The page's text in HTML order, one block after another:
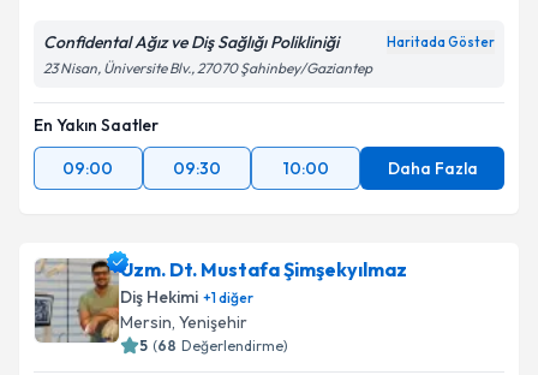
Confidental Ağız ve Diş Sağlığı Polikliniği Haritada Göster
23 Nisan, Üniversite Blv., 27070 Şahinbey/Gaziantep
En Yakın Saatler
09:00
09:30 10:00 Daha Fazla
Uzm. Dt. Mustafa Şimşekyılmaz
Diş Hekimi +1diğer
Mersin, Yenişehir
5 (68 Değerlendirme)